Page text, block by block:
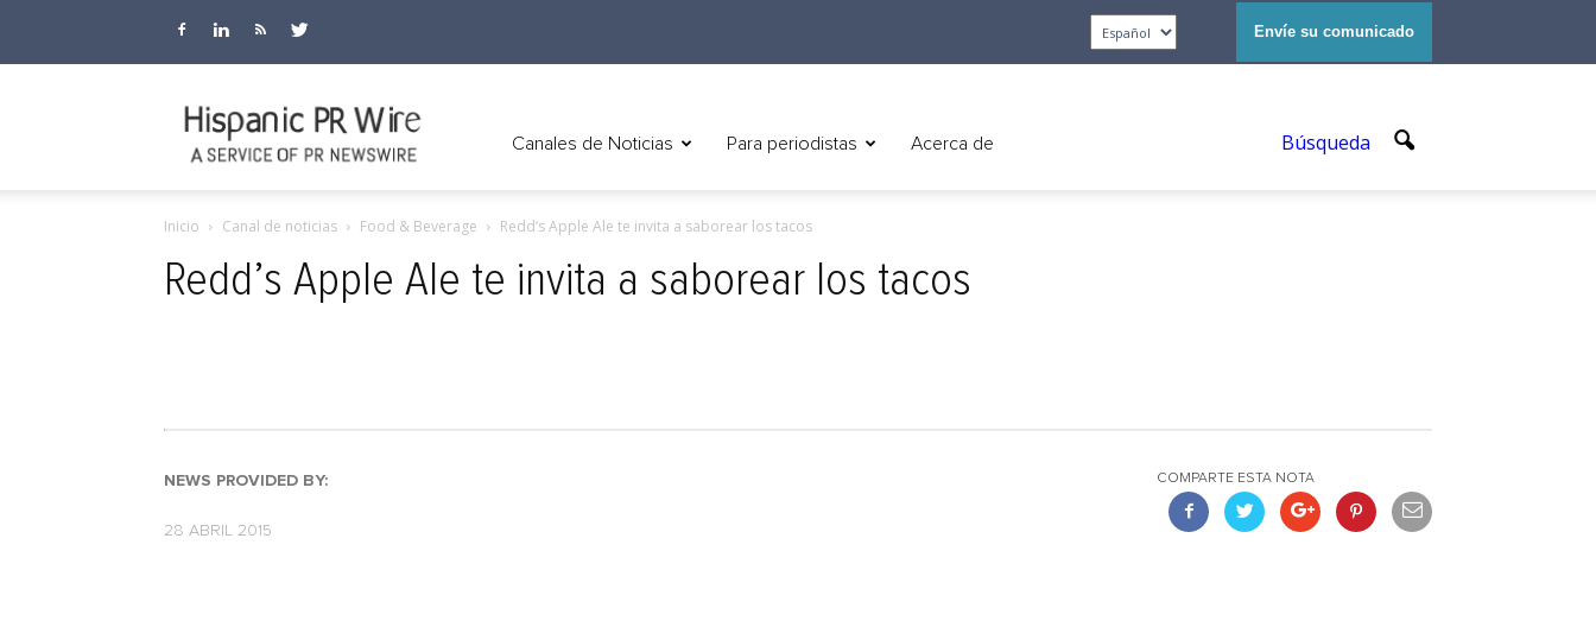
Envíe su comunicado
Canales de Noticias Para periodistas Acerca de Búsqueda
Inicio Canal de noticias Food & Beverage Redd’s Apple Ale te invita a saborear los tacos
Redd’s Apple Ale te invita a saborear los tacos
NEWS PROVIDED BY:
28 ABRIL 2015
COMPARTE ESTA NOTA